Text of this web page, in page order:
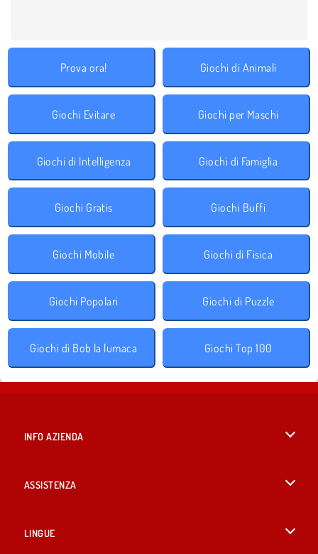
Prova ora! Giochi di Animali
Giochi Evitare Giochi per Maschi
Giochi di Intelligenza Giochi di Famiglia
Giochi Gratis Giochi Buffi
Giochi Mobile Giochi di Fisica
Giochi Popolari Giochi di Puzzle
Giochi di Bob la lumaca Giochi Top 100
INFO AZIENDA
ASSISTENZA
LINGUE